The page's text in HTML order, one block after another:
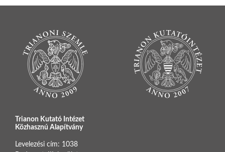
Trianon Kutató Intézet
Közhasznú Alapítvány
Levelezési cím: 1038